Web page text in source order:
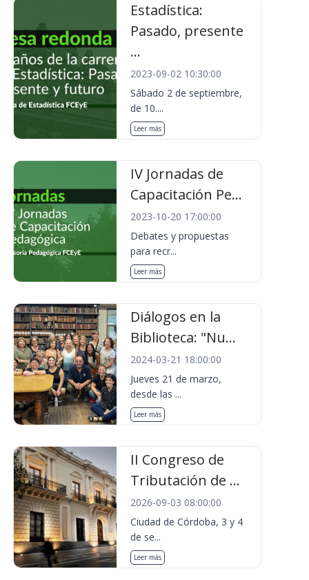
Estadística:
Pasado, presente
...
2023-09-02 10:30:00
Sábado 2 de septiembre,
de 10....
Leer más
IV Jornadas de
Capacitación Pe...
2023-10-20 17:00:00
Debates y propuestas
para recr...
Leer más
Diálogos en la
Biblioteca: "Nu...
2024-03-21 18:00:00
Jueves 21 de marzo,
desde las ...
Leer más
II Congreso de
Tributación de ...
2026-09-03 08:00:00
Ciudad de Córdoba, 3 y 4
de se...
Leer más